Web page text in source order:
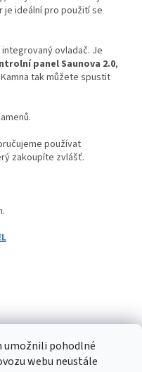
umožnili pohodlné
webu neustále
je ideální pro použití se
ovladač. Je
panel Saunova 2.0,
tak můžete spustit
používat
zakoupíte zvlášť.